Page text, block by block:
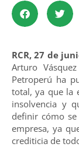
RCR, 27 de
Arturo
Petroperú ha
total, ya que la
insolvencia y
definir cómo
empresa, ya
crediticia de